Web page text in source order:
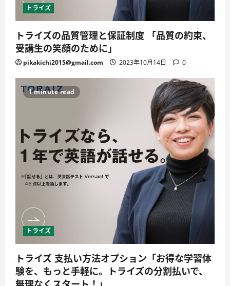
トライズ
トライズの品質管理と保証制度 「品質の約束、
受講生の笑顔のために」
pikakichi2015@gmail.com 2023年10月14日 0
1 minute read
トライズ
トライズ 支払い方法オプション「お得な学習体
験を、もっと手軽に。トライズの分割払いで、